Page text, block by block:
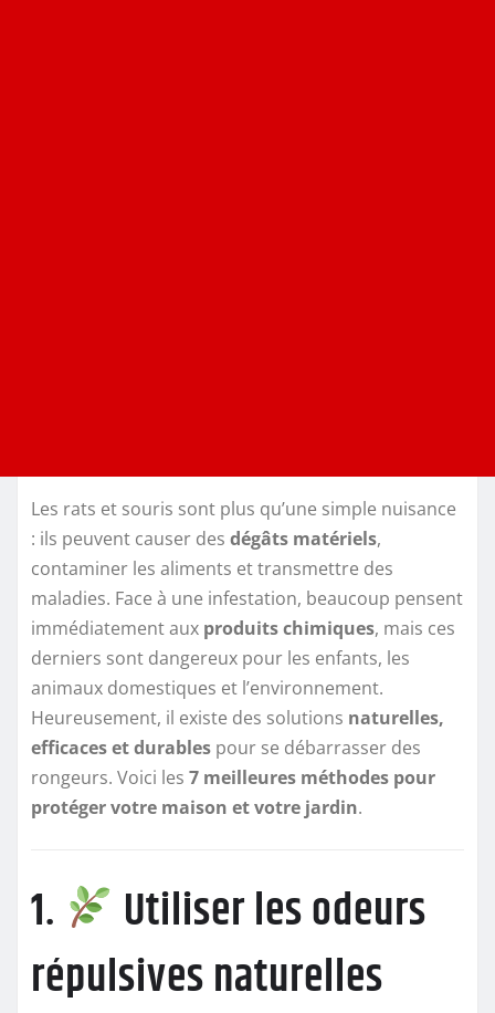
Les rats et souris sont plus qu’une simple nuisance
: ils peuvent causer des dégâts matériels,
contaminer les aliments et transmettre des
maladies. Face à une infestation, beaucoup pensent
immédiatement aux produits chimiques, mais ces
derniers sont dangereux pour les enfants, les
animaux domestiques et l’environnement.
Heureusement, il existe des solutions naturelles,
efficaces et durables pour se débarrasser des
rongeurs. Voici les 7 meilleures méthodes pour
protéger votre maison et votre jardin.
1.
Utiliser les odeurs
répulsives naturelles